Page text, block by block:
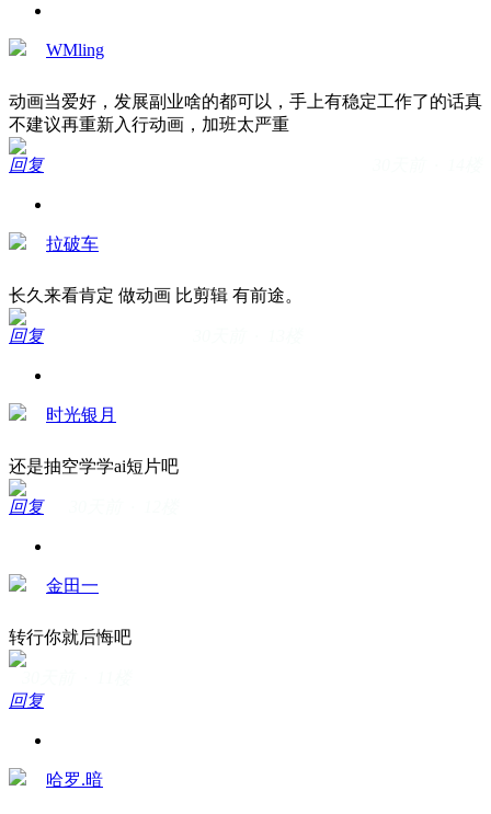
WMling
动画当爱好，发展副业啥的都可以，手上有稳定工作了的话真
不建议再重新入行动画，加班太严重
回复
拉破车
长久来看肯定 做动画 比剪辑 有前途。
回复
时光银月
还是抽空学学ai短片吧
回复
金田一
转行你就后悔吧
回复
哈罗.暗